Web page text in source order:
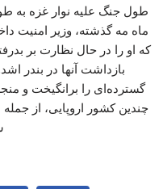
طول جنگ علیه نوار غزه به
ماه مه گذشته، وزیر امنیت
که او را در حال نظارت بر
بازداشت آنها در بندر
گسترده‌ای را برانگیخت و
چندین کشور اروپایی، از